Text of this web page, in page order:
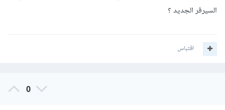
السيرفر الجديد ؟
اقتباس
0